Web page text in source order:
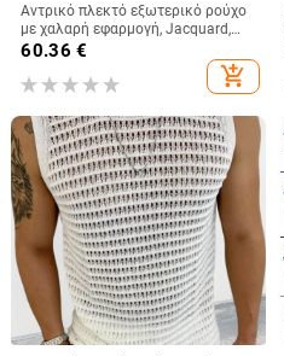
Αντρικό πλεκτό εξωτερικό ρούχο
με χαλαρή εφαρμογή, Jacquard,
κολάρο Turn-Down, 100% νάιλον
60.36 €
add_shopping_cart